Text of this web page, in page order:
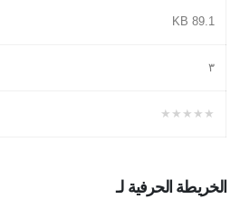
89.1 KB
۳
★★★★★
الخريطة الحرفية لـ